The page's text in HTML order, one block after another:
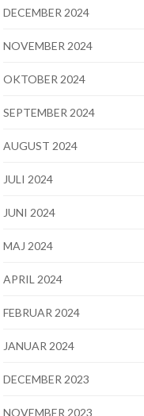
DECEMBER 2024
NOVEMBER 2024
OKTOBER 2024
SEPTEMBER 2024
AUGUST 2024
JULI 2024
JUNI 2024
MAJ 2024
APRIL 2024
FEBRUAR 2024
JANUAR 2024
DECEMBER 2023
NOVEMBER 2023